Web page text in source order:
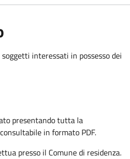
interessati in possesso dei
presentando tutta la
in formato PDF.
presso il Comune di residenza.